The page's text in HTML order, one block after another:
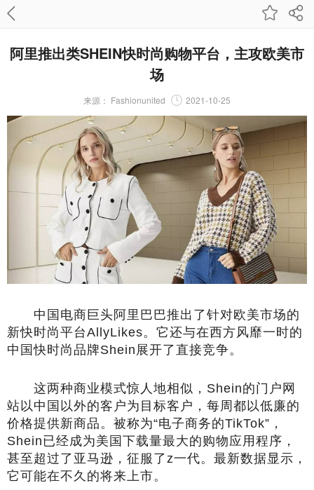
阿里推出类SHEIN快时尚购物平台，主攻欧美市
场
来源： Fashionunited 2021-10-25
中国电商巨头阿里巴巴推出了针对欧美市场的
新快时尚平台AllyLikes。它还与在西方风靡一时的
中国快时尚品牌Shein展开了直接竞争。
这两种商业模式惊人地相似，Shein的门户网
站以中国以外的客户为目标客户，每周都以低廉的
价格提供新商品。被称为“电子商务的TikTok”，
Shein已经成为美国下载量最大的购物应用程序，
甚至超过了亚马逊，征服了z一代。最新数据显示，
它可能在不久的将来上市。